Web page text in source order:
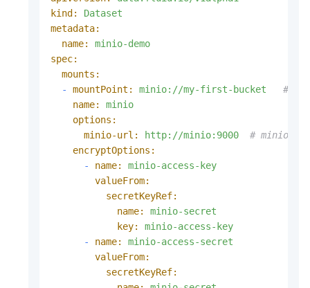
kind:
Dataset
metadata:
name:
minio-demo
spec:
mounts:
-
mountPoint: minio://my-first-bucket
#
name:
minio
options:
minio-url:
http://minio:9000
# minio
encryptOptions:
-
name:
minio-access-key
valueFrom:
secretKeyRef:
name:
minio-secret
key:
minio-access-key
-
name:
minio-access-secret
valueFrom:
secretKeyRef: